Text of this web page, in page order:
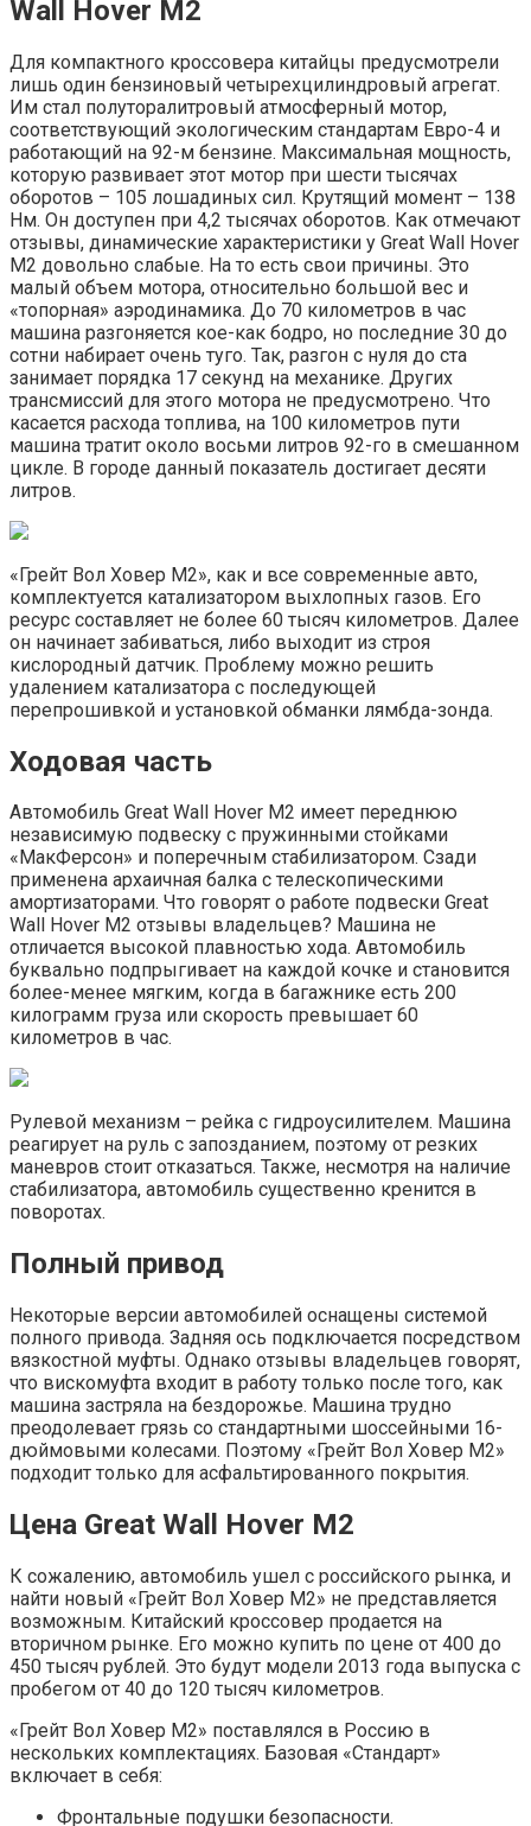
Wall Hover M2
Для компактного кроссовера китайцы предусмотрели
лишь один бензиновый четырехцилиндровый агрегат.
Им стал полуторалитровый атмосферный мотор,
соответствующий экологическим стандартам Евро-4 и
работающий на 92-м бензине. Максимальная мощность,
которую развивает этот мотор при шести тысячах
оборотов – 105 лошадиных сил. Крутящий момент – 138
Нм. Он доступен при 4,2 тысячах оборотов. Как отмечают
отзывы, динамические характеристики у Great Wall Hover
M2 довольно слабые. На то есть свои причины. Это
малый объем мотора, относительно большой вес и
«топорная» аэродинамика. До 70 километров в час
машина разгоняется кое-как бодро, но последние 30 до
сотни набирает очень туго. Так, разгон с нуля до ста
занимает порядка 17 секунд на механике. Других
трансмиссий для этого мотора не предусмотрено. Что
касается расхода топлива, на 100 километров пути
машина тратит около восьми литров 92-го в смешанном
цикле. В городе данный показатель достигает десяти
литров.
«Грейт Вол Ховер М2», как и все современные авто,
комплектуется катализатором выхлопных газов. Его
ресурс составляет не более 60 тысяч километров. Далее
он начинает забиваться, либо выходит из строя
кислородный датчик. Проблему можно решить
удалением катализатора с последующей
перепрошивкой и установкой обманки лямбда-зонда.
Ходовая часть
Автомобиль Great Wall Hover M2 имеет переднюю
независимую подвеску с пружинными стойками
«МакФерсон» и поперечным стабилизатором. Сзади
применена архаичная балка с телескопическими
амортизаторами. Что говорят о работе подвески Great
Wall Hover M2 отзывы владельцев? Машина не
отличается высокой плавностью хода. Автомобиль
буквально подпрыгивает на каждой кочке и становится
более-менее мягким, когда в багажнике есть 200
килограмм груза или скорость превышает 60
километров в час.
Рулевой механизм – рейка с гидроусилителем. Машина
реагирует на руль с запозданием, поэтому от резких
маневров стоит отказаться. Также, несмотря на наличие
стабилизатора, автомобиль существенно кренится в
поворотах.
Полный привод
Некоторые версии автомобилей оснащены системой
полного привода. Задняя ось подключается посредством
вязкостной муфты. Однако отзывы владельцев говорят,
что вискомуфта входит в работу только после того, как
машина застряла на бездорожье. Машина трудно
преодолевает грязь со стандартными шоссейными 16-
дюймовыми колесами. Поэтому «Грейт Вол Ховер М2»
подходит только для асфальтированного покрытия.
Цена Great Wall Hover M2
К сожалению, автомобиль ушел с российского рынка, и
найти новый «Грейт Вол Ховер М2» не представляется
возможным. Китайский кроссовер продается на
вторичном рынке. Его можно купить по цене от 400 до
450 тысяч рублей. Это будут модели 2013 года выпуска с
пробегом от 40 до 120 тысяч километров.
«Грейт Вол Ховер М2» поставлялся в Россию в
нескольких комплектациях. Базовая «Стандарт»
включает в себя:
Фронтальные подушки безопасности.